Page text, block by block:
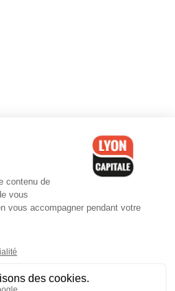
légales-CGV-Politique de